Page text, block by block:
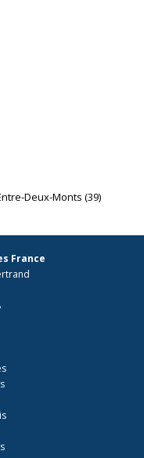
Deux-Monts (39)
France